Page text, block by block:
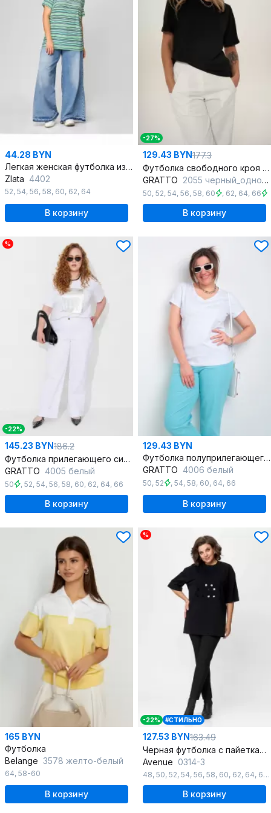
44.28 BYN
Легкая женская футболка из вискозы с круглым вырезом и коротким рукавом
Zlata 4402
52, 54, 56, 58, 60, 62, 64
В корзину
-27%
129.43 BYN177.3
Футболка свободного кроя из хлопка с коротким рукавом
GRATTO 2055 черный_однотон
50, 52, 54, 56, 58, 60 , 62, 64, 66
В корзину
%
-22%
145.23 BYN186.2
Футболка прилегающего силуэта с V-образным вырезом из хлопка
GRATTO 4005 белый
50 , 52, 54, 56, 58, 60, 62, 64, 66
В корзину
129.43 BYN
Футболка полуприлегающего кроя с глубоким V-образным вырезом
GRATTO 4006 белый
50, 52 , 54, 58, 60, 64, 66
В корзину
165 BYN
Футболка
Belange 3578 желто-белый
64, 58-60
В корзину
%
-22% #СТИЛЬНО
127.53 BYN163.49
Черная футболка с пайетками на свободном силуэте
Avenue 0314-3
48, 50, 52, 54, 56, 58, 60, 62, 64, 66 ,
В корзину